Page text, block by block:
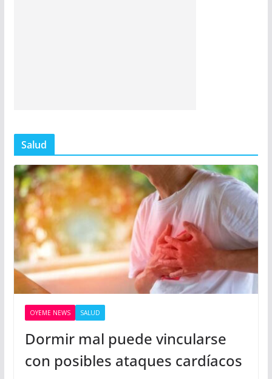
Salud
OYEME NEWS SALUD
Dormir mal puede vincularse
con posibles ataques cardíacos